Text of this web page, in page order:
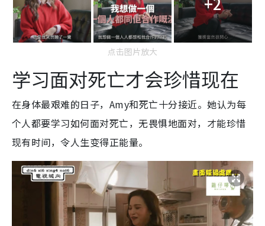
点击图片放大
学习面对死亡才会珍惜现在
在身体最艰难的日子，Amy和死亡十分接近。她认为每
个人都要学习如何面对死亡，无畏惧地面对，才能珍惜
现有时间，令人生变得正能量。